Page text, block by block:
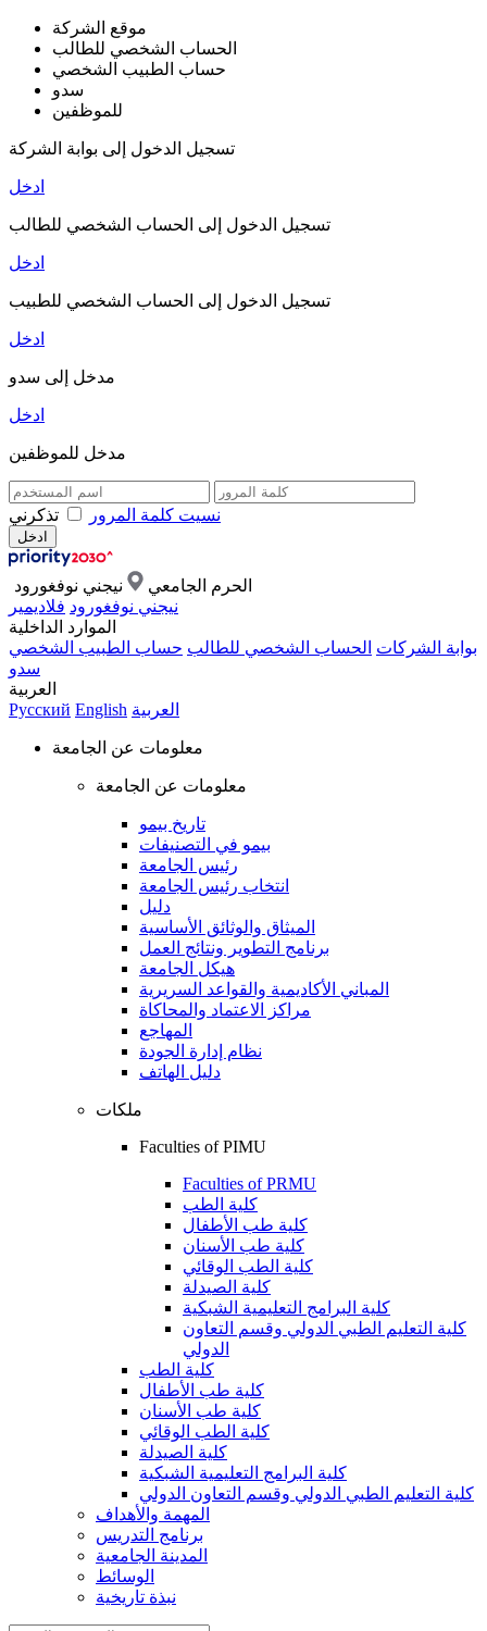
موقع الشركة
الحساب الشخصي للطالب
حساب الطبيب الشخصي
سدو
للموظفين
تسجيل الدخول إلى بوابة الشركة
ادخل
تسجيل الدخول إلى الحساب الشخصي للطالب
ادخل
تسجيل الدخول إلى الحساب الشخصي للطبيب
ادخل
مدخل إلى سدو
ادخل
مدخل للموظفين
نسيت كلمة المرور تذكرني
الحرم الجامعي
نيجني نوفغورود
نيجني نوفغورود فلاديمير
الموارد الداخلية
بوابة الشركات الحساب الشخصي للطالب حساب الطبيب الشخصي
سدو
العربية
Русский English العربية
معلومات عن الجامعة
معلومات عن الجامعة
تاريخ بيمو
بيمو في التصنيفات
رئيس الجامعة
انتخاب رئيس الجامعة
دليل
الميثاق والوثائق الأساسية
برنامج التطوير ونتائج العمل
هيكل الجامعة
المباني الأكاديمية والقواعد السريرية
مراكز الاعتماد والمحاكاة
المهاجع
نظام إدارة الجودة
دليل الهاتف
ملكات
Faculties of PIMU
Faculties of PRMU
كلية الطب
كلية طب الأطفال
كلية طب الأسنان
كلية الطب الوقائي
كلية الصيدلة
كلية البرامج التعليمية الشبكية
كلية التعليم الطبي الدولي وقسم التعاون
الدولي
كلية الطب
كلية طب الأطفال
كلية طب الأسنان
كلية الطب الوقائي
كلية الصيدلة
كلية البرامج التعليمية الشبكية
كلية التعليم الطبي الدولي وقسم التعاون الدولي
المهمة والأهداف
برنامج التدريس
المدينة الجامعية
الوسائط
نبذة تاريخية